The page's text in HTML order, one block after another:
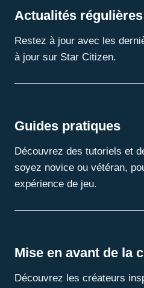
Actualités régulières
Restez à jour avec les
à jour sur Star Citizen.
Guides pratiques
Découvrez des tutoriels et
soyez novice ou vétéran,
expérience de jeu.
Mise en avant de la
Découvrez les créateurs